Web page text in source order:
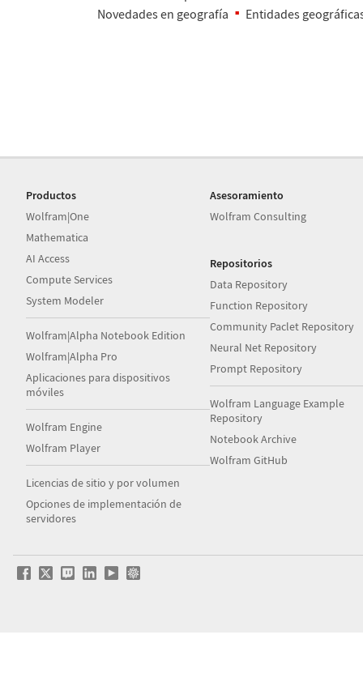
Novedades en geografía Entidades geográ
Productos
Wolfram|One
Mathematica
AI Access
Compute Services
System Modeler
Wolfram|Alpha Notebook Edition
Wolfram|Alpha Pro
Aplicaciones para dispositivos
móviles
Wolfram Engine
Wolfram Player
Licencias de sitio y por volumen
Opciones de implementación de
servidores
Asesoramiento
Wolfram Consulting
Repositorios
Data Repository
Function Repository
Community Paclet Repository
Neural Net Repository
Prompt Repository
Wolfram Language Example
Repository
Notebook Archive
Wolfram GitHub